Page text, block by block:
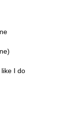
I do